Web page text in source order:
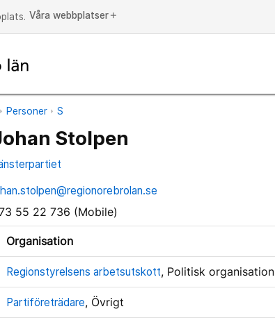
Våra webbplatser add
Personer S
Stolpen
55 22 736 (Mobile)
Organisation
Regionstyrelsens arbetsutskott, Politisk organisation
Partiföreträdare, Övrigt